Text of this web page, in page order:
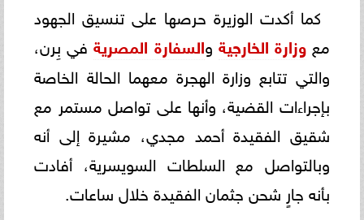
كما أكدت الوزيرة حرصها على تنسيق الجهود
معوزارة الخارجية والسفارة المصريةفي بِرن،
والتي تتابع وزارة الهجرة معهما الحالة الخاصة
بإجراءات القضية، وأنها على تواصل مستمر مع
شقيق الفقيدة أحمد مجدي، مشيرة إلى أنه
وبالتواصل مع السلطات السويسرية، أفادت
بأنه جارٍ شحن جثمان الفقيدة خلال ساعات.